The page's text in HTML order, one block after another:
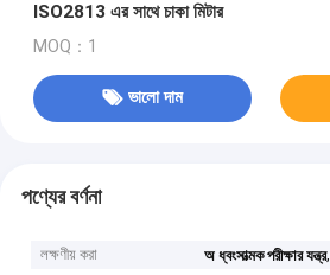
ISO2813 এর সাথে চাকা মিটার
MOQ：1
ভালো দাম
পণ্যের বর্ণনা
লক্ষণীয় করা অ ধ্বংসাত্মক পরীক্ষার যন্ত্র,